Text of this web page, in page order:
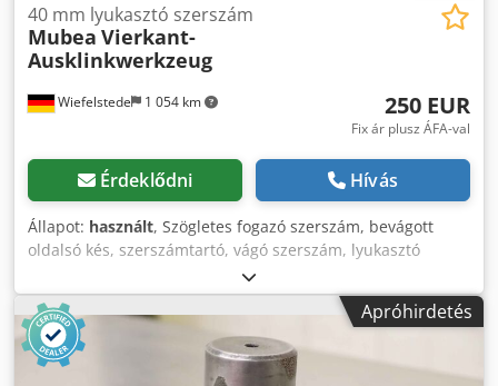
Wiefelstede 1 054 km
40 mm lyukasztó szerszám
Mubea Vierkant-
Ausklinkwerkzeug
250 EUR
Fix ár plusz ÁFA-val
Érdeklődni Hívás
Állapot: használt, Szögletes fogazó szerszám, bevágott
oldalsó kés, szerszámtartó, vágó szerszám, lyukasztó
szerszám, lyukasztó, lyukasztó szerszám, lyukasztó
lyukasztó - Lyukasztó szerszám: négyzet alakú bevágó
szerszám - Lyukasztási méretek: 40 x 79 mm négyzet -
Méretek: 225/145 / H95 mm - Súly: 10,6 kg Crsdpfxocwn
Hfo Amasf
Apróhirdetés